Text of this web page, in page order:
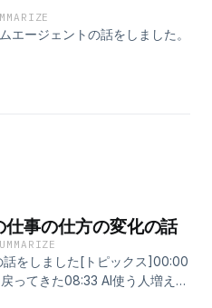
エージェントの話をしました。
事の仕方の変化の話
話をしました[トピックス]00:00
ってきた08:33 AI使う人増えて
死など )&nbsp;&nbsp;